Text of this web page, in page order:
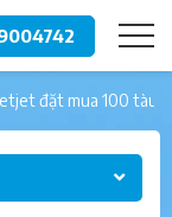
đặt mua 100 tàu